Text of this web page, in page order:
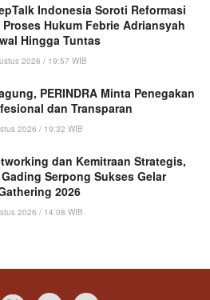
Indonesia Soroti Reformasi
Proses Hukum Febrie Adriansyah
Hingga Tuntas
2026 / 19:57 WIB
PERINDRA Minta Penegakan
dan Transparan
2026 / 19:32 WIB
dan Kemitraan Strategis,
Serpong Sukses Gelar
2026
2026 / 14:08 WIB